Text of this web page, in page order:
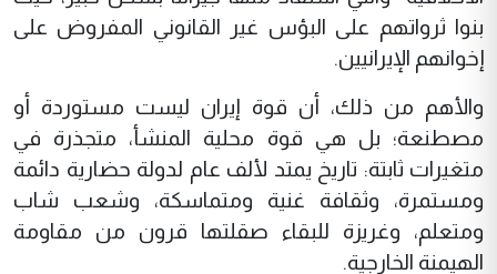
بنوا ثرواتهم على البؤس غير القانوني المفروض على
إخوانهم الإيرانيين.
والأهم من ذلك، أن قوة إيران ليست مستوردة أو
مصطنعة؛ بل هي قوة محلية المنشأ، متجذرة في
متغيرات ثابتة: تاريخ يمتد لألف عام لدولة حضارية دائمة
ومستمرة، وثقافة غنية ومتماسكة، وشعب شاب
ومتعلم، وغريزة للبقاء صقلتها قرون من مقاومة
الهيمنة الخارجية.